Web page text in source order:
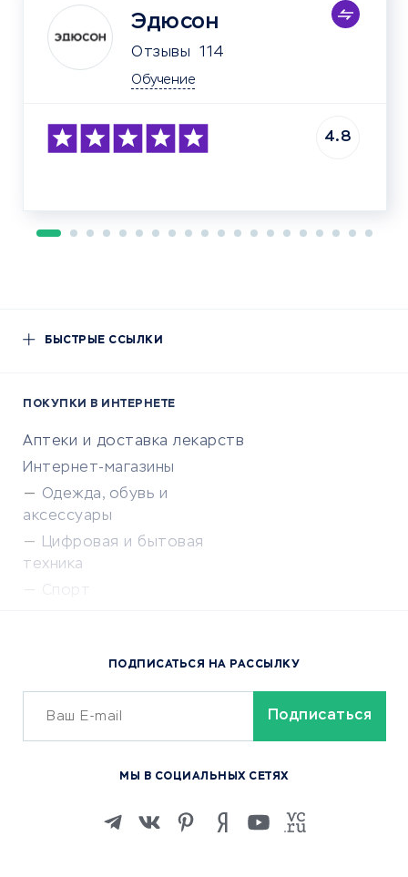
Эдюсон
Отзывы 114
Обучение
4.8
БЫСТРЫЕ ССЫЛКИ
ПОКУПКИ В ИНТЕРНЕТЕ
Аптеки и доставка лекарств
Интернет-магазины
Одежда, обувь и
аксессуары
Цифровая и бытовая
техника
Спорт
Сервисы доставки
ОБУЧЕНИЕ И РАБОТА
Изучение иностранных
ПОДПИСАТЬСЯ НА РАССЫЛКУ
МЫ В СОЦИАЛЬНЫХ СЕТЯХ